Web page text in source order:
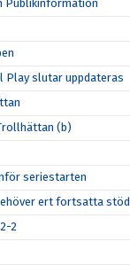
Publikinformation
Play slutar uppdateras
(b)
seriestarten
ert fortsatta stöd
2